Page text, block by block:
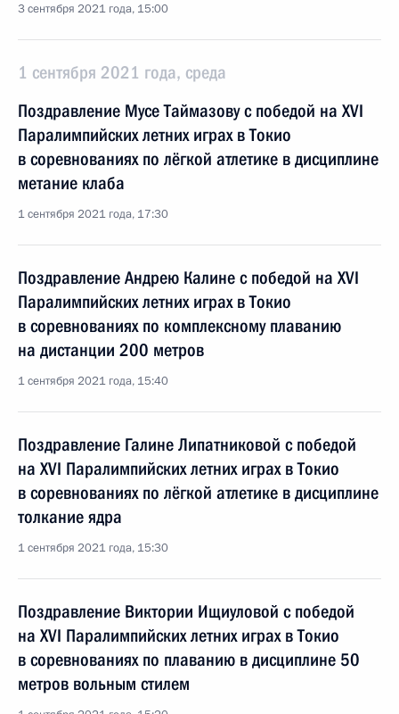
3 сентября 2021 года, 15:00
1 сентября 2021 года, среда
Поздравление Мусе Таймазову с победой на XVI
Паралимпийских летних играх в Токио
в соревнованиях по лёгкой атлетике в дисциплине
метание клаба
1 сентября 2021 года, 17:30
Поздравление Андрею Калине с победой на XVI
Паралимпийских летних играх в Токио
в соревнованиях по комплексному плаванию
на дистанции 200 метров
1 сентября 2021 года, 15:40
Поздравление Галине Липатниковой с победой
на XVI Паралимпийских летних играх в Токио
в соревнованиях по лёгкой атлетике в дисциплине
толкание ядра
1 сентября 2021 года, 15:30
Поздравление Виктории Ищиуловой с победой
на XVI Паралимпийских летних играх в Токио
в соревнованиях по плаванию в дисциплине 50
метров вольным стилем